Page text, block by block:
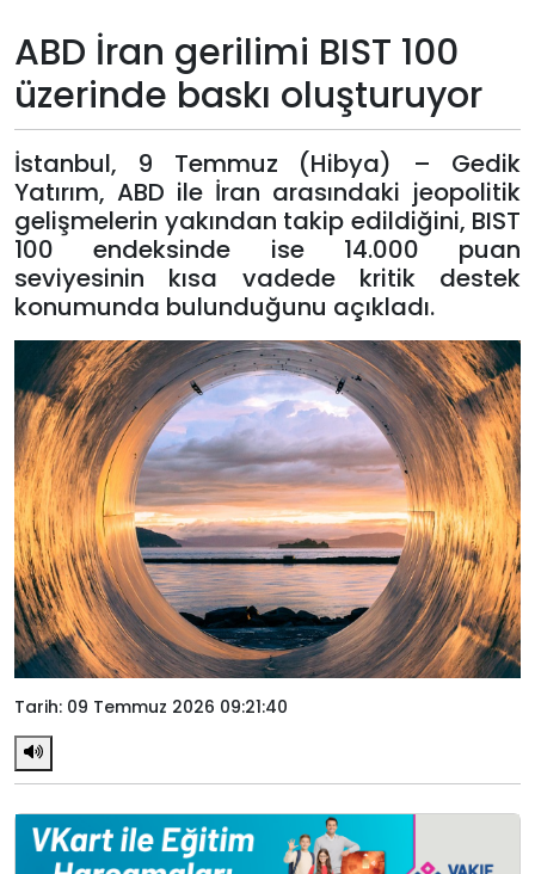
Künye
Giriş
Yap
ABD İran gerilimi BIST 100
üzerinde baskı oluşturuyor
İstanbul, 9 Temmuz (Hibya) – Gedik
Yatırım, ABD ile İran arasındaki jeopolitik
gelişmelerin yakından takip edildiğini, BIST
100 endeksinde ise 14.000 puan
seviyesinin kısa vadede kritik destek
konumunda bulunduğunu açıkladı.
Tarih: 09 Temmuz 2026 09:21:40